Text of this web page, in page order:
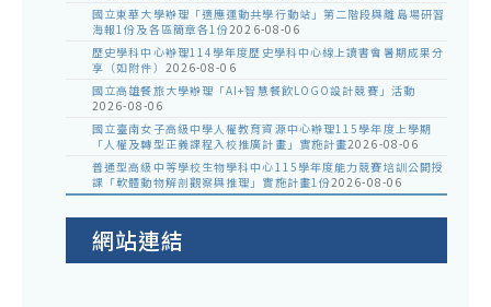
國立東華大學辦理「適應運動共學行動站」第二階段與離島場研習
海報1份及各區簡章各1份2026-08-06
歷史學科中心辦理114學年度歷史學科中心線上讀書會暑期成果分
享（如附件） 2026-08-06
國立高雄餐旅大學辦理「AI+智慧餐飲LOGO設計競賽」活動
2026-08-06
國立臺南女子高級中學人權教育資源中心辦理115學年度上學期
「人權及轉型正義課程入校推廣計畫」實施計畫2026-08-06
普通型高級中等學校生物學科中心115學年度能力競賽培訓公開授
課「軟體動物解剖觀察與推理」實施計畫1份2026-08-06
網站連結